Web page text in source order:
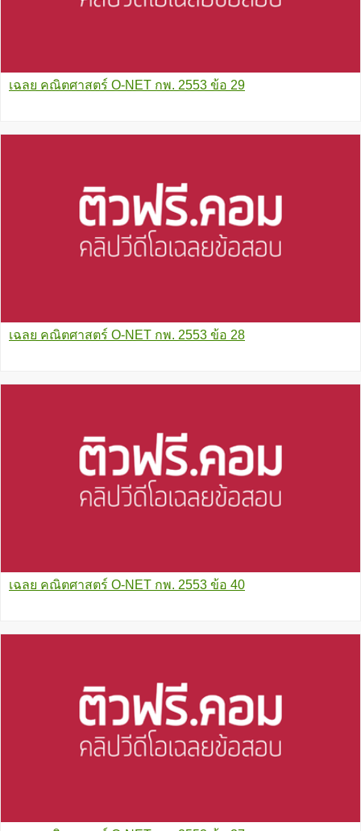
เฉลย คณิตศาสตร์ O-NET กพ. 2553 ข้อ 29
เฉลย คณิตศาสตร์ O-NET กพ. 2553 ข้อ 28
เฉลย คณิตศาสตร์ O-NET กพ. 2553 ข้อ 40